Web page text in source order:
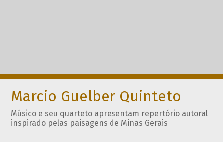
Marcio Guelber Quinteto
Músico e seu quarteto apresentam repertório autoral
inspirado pelas paisagens de Minas Gerais